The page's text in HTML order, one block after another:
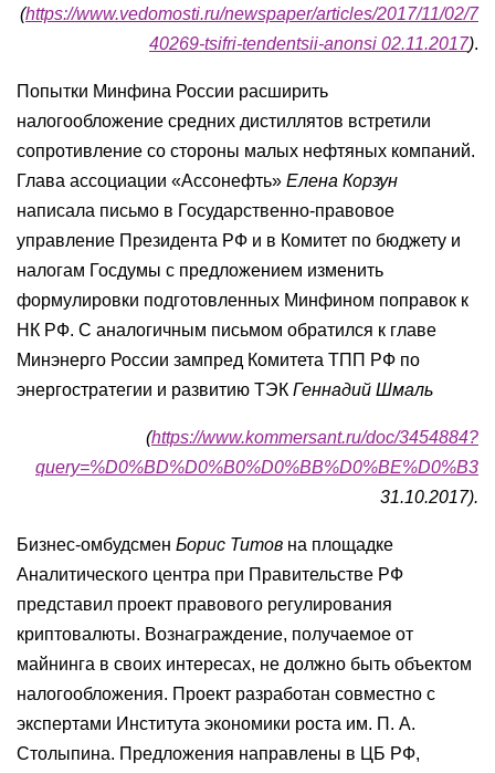
(https://www.vedomosti.ru/newspaper/articles/2017/11/02/7
40269-tsifri-tendentsii-anonsi 02.11.2017).
Попытки Минфина России расширить
налогообложение средних дистиллятов встретили
сопротивление со стороны малых нефтяных компаний.
Глава ассоциации «Ассонефть» Елена Корзун
написала письмо в Государственно-правовое
управление Президента РФ и в Комитет по бюджету и
налогам Госдумы с предложением изменить
формулировки подготовленных Минфином поправок к
НК РФ. С аналогичным письмом обратился к главе
Минэнерго России зампред Комитета ТПП РФ по
энергостратегии и развитию ТЭК Геннадий Шмаль
(https://www.kommersant.ru/doc/3454884?
query=%D0%BD%D0%B0%D0%BB%D0%BE%D0%B3
31.10.2017).
Бизнес-омбудсмен Борис Титов на площадке
Аналитического центра при Правительстве РФ
представил проект правового регулирования
криптовалюты. Вознаграждение, получаемое от
майнинга в своих интересах, не должно быть объектом
налогообложения. Проект разработан совместно с
экспертами Института экономики роста им. П. А.
Столыпина. Предложения направлены в ЦБ РФ,